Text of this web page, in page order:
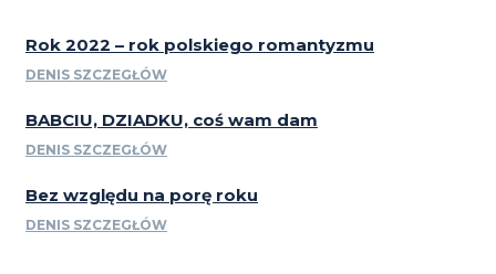
Rok 2022 – rok polskiego romantyzmu
DENIS SZCZEGŁÓW
BABCIU, DZIADKU, coś wam dam
DENIS SZCZEGŁÓW
Bez względu na porę roku
DENIS SZCZEGŁÓW